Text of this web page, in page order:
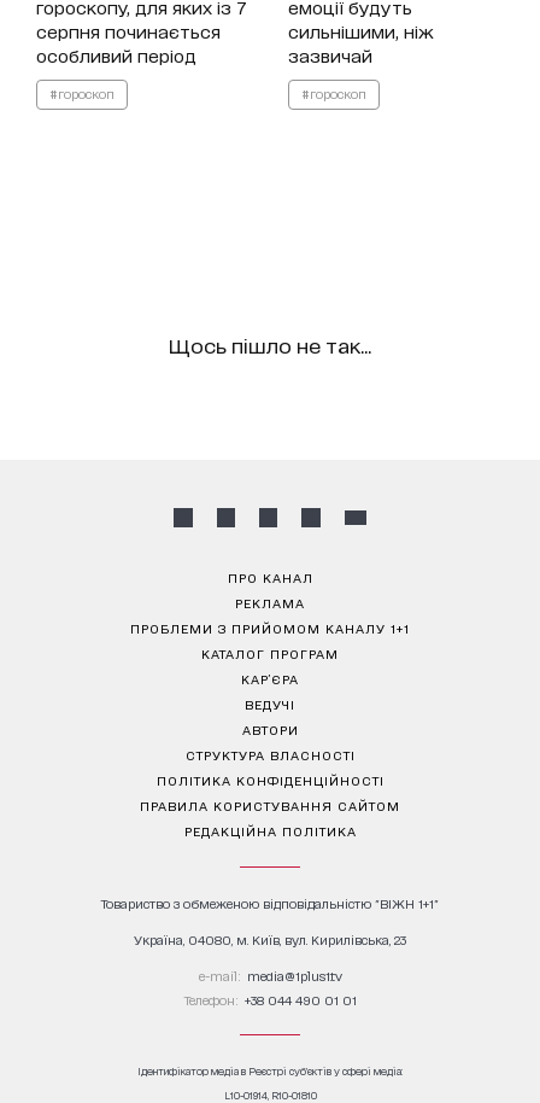
гороскопу, для яких із 7
серпня починається
особливий період
#гороскоп
емоції будуть
сильнішими, ніж
зазвичай
#гороскоп
Щось пішло не так...
ПРО КАНАЛ
РЕКЛАМА
ПРОБЛЕМИ З ПРИЙОМОМ КАНАЛУ 1+1
КАТАЛОГ ПРОГРАМ
КАР’ЄРА
ВЕДУЧІ
АВТОРИ
СТРУКТУРА ВЛАСНОСТІ
ПОЛІТИКА КОНФІДЕНЦІЙНОСТІ
ПРАВИЛА КОРИСТУВАННЯ САЙТОМ
РЕДАКЦІЙНА ПОЛІТИКА
Товариство з обмеженою відповідальністю "ВІЖН 1+1"
Україна, 04080, м. Київ, вул. Кирилівська, 23
е-mail: media@1plus1.tv
Телефон: +38 044 490 01 01
Ідентифікатор медіа в Реєстрі суб’єктів у сфері медіа:
L10-01914, R10-01810